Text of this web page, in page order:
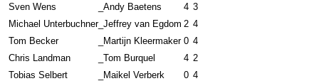
Sven Wens
Andy Baetens 4 3
Michael Unterbuchner_ Jeffrey van Egdom 2 4
Tom Becker
Martijn Kleermaker 0 4
Chris Landman
Tom Burquel 4 2
Tobias Selbert
Maikel Verberk 0 4